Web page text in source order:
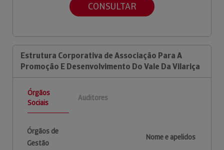
CONSULTAR
Estrutura Corporativa de Associação Para A
Promoção E Desenvolvimento Do Vale Da Vilariça
Órgãos
Sociais
Auditores
Órgãos de
Gestão
Nome e apelidos